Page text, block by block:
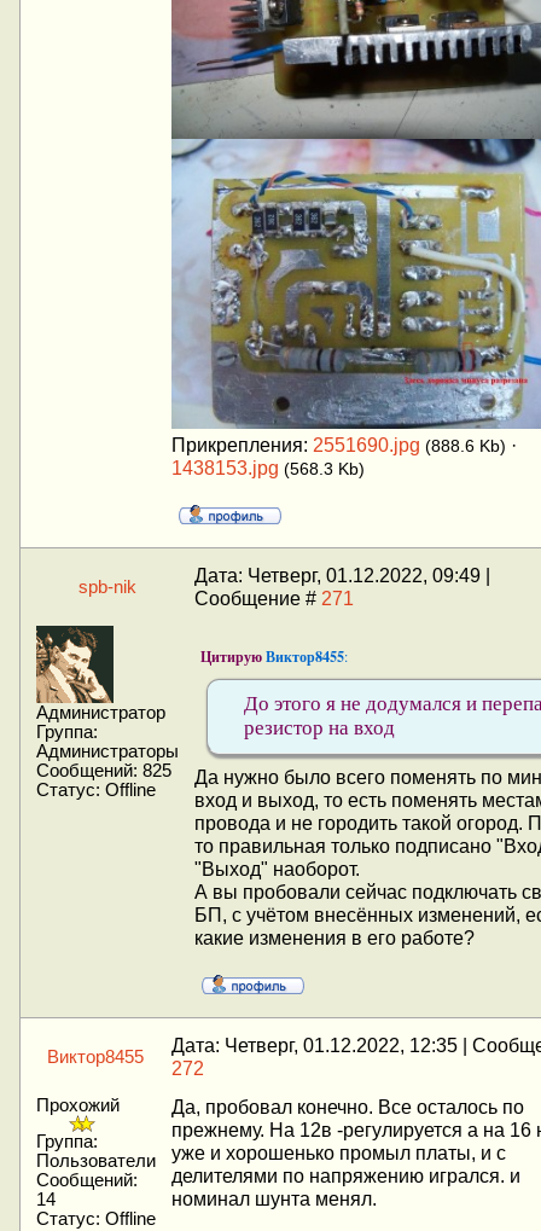
Прикрепления: 2551690.jpg (888.6 Kb) ·
1438153.jpg (568.3 Kb)
spb-nik
Дата: Четверг, 01.12.2022, 09:49 |
Сообщение # 271
Администратор
Группа:
Администраторы
Сообщений: 825
Статус: Offline
ЦитируюВиктор8455:
До этого я не додумался и
резистор на вход
Да нужно было всего поменять по
вход и выход, то есть поменять
провода и не городить такой огород.
то правильная только подписано
"Выход" наоборот.
А вы пробовали сейчас подключать
БП, с учётом внесённых изменений,
какие изменения в его работе?
Виктор8455
Дата: Четверг, 01.12.2022, 12:35 |
272
Прохожий
Группа:
Пользователи
Сообщений:
14
Статус: Offline
Да, пробовал конечно. Все осталось по
прежнему. На 12в -регулируется а на 16
уже и хорошенько промыл платы, и с
делителями по напряжению игрался. и
номинал шунта менял.